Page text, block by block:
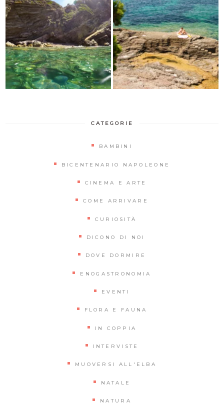
CATEGORIE
BAMBINI
BICENTENARIO NAPOLEONE
CINEMA E ARTE
COME ARRIVARE
CURIOSITÀ
DICONO DI NOI
DOVE DORMIRE
ENOGASTRONOMIA
EVENTI
FLORA E FAUNA
IN COPPIA
INTERVISTE
MUOVERSI ALL'ELBA
NATALE
NATURA